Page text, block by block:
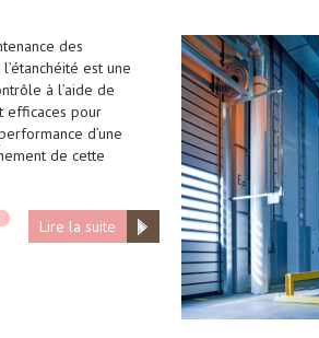
des
est une
à l’aide de
efficaces pour
d’une
de cette
Lire la suite